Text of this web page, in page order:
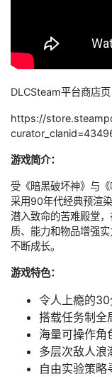
DLCSteam平台商店页
https://
游戏简介：
受《暗黑破坏神》与
采用90年代经典预渲
潜入致命的苦难殿堂
质、能力和物品增强
不断成长。
游戏特色：
令人上瘾的
搭载任务制全
海量可操作角
多层次敌人浪
自由实验策略